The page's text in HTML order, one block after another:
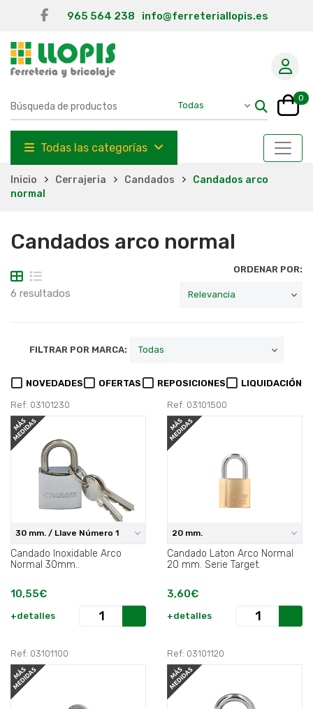
965 564 238 info@ferreteriallopis.es
0
Todas las categorías
Inicio Cerrajeria Candados
Candados arco
normal
Candados arco normal
6 resultados
ORDENAR POR:
FILTRAR POR MARCA:
NOVEDADES OFERTAS REPOSICIONES LIQUIDACIÓN
Ref: 03101230
30 mm. / Llave Número 1
Candado Inoxidable Arco
Normal 30mm..
10,55€
+detalles
Ref: 03101500
20 mm.
Candado Laton Arco Normal
20 mm. Serie Target.
3,60€
+detalles
Ref: 03101100 Ref: 03101120